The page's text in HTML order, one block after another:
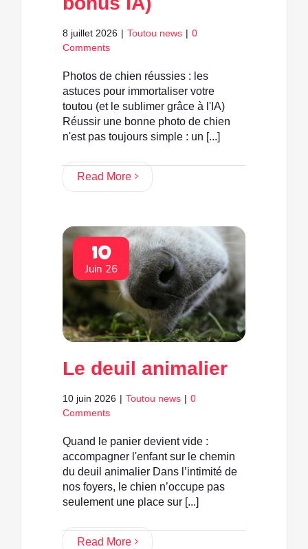
8 juillet 2026 | Toutou news | 0
Comments
Photos de chien réussies : les
astuces pour immortaliser votre
toutou (et le sublimer grâce à l'IA)
Réussir une bonne photo de chien
n'est pas toujours simple : un [...]
Read More
10
Juin 26
Le deuil animalier
10 juin 2026 | Toutou news | 0
Comments
Quand le panier devient vide :
accompagner l'enfant sur le chemin
du deuil animalier Dans l’intimité de
nos foyers, le chien n’occupe pas
seulement une place sur [...]
Read More